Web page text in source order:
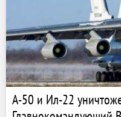
А-50 и Ил-22